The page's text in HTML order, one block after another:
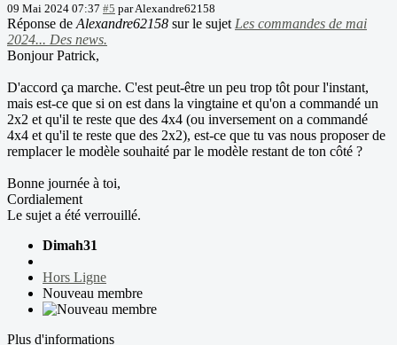
09 Mai 2024 07:37 #5 parAlexandre62158
Réponse de Alexandre62158 sur le sujet Les commandes de mai
2024... Des news.
Bonjour Patrick,
D'accord ça marche. C'est peut-être un peu trop tôt pour l'instant,
mais est-ce que si on est dans la vingtaine et qu'on a commandé un
2x2 et qu'il te reste que des 4x4 (ou inversement on a commandé
4x4 et qu'il te reste que des 2x2), est-ce que tu vas nous proposer de
remplacer le modèle souhaité par le modèle restant de ton côté ?
Bonne journée à toi,
Cordialement
Le sujet a été verrouillé.
Dimah31
Hors Ligne
Nouveau membre
Plus d'informations